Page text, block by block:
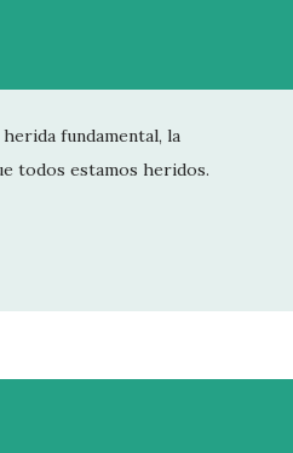
fundamental, la
todos estamos heridos.